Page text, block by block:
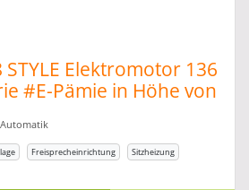
STYLE Elektromotor 136
#E-Pämie in Höhe von
Freisprecheinrichtung
Sitzheizung